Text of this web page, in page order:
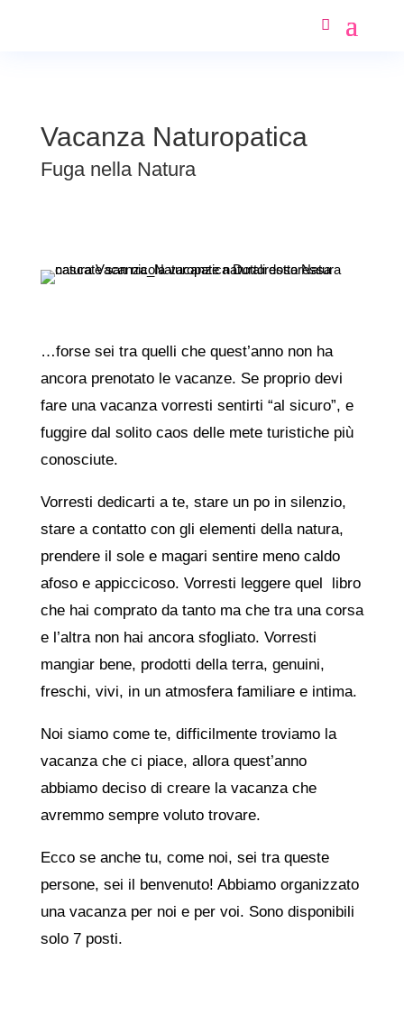
Vacanza Naturopatica
Fuga nella Natura
…forse sei tra quelli che quest’anno non ha
ancora prenotato le vacanze. Se proprio devi
fare una vacanza vorresti sentirti “al sicuro”, e
fuggire dal solito caos delle mete turistiche più
conosciute.
Vorresti dedicarti a te, stare un po in silenzio,
stare a contatto con gli elementi della natura,
prendere il sole e magari sentire meno caldo
afoso e appiccicoso. Vorresti leggere quel libro
che hai comprato da tanto ma che tra una corsa
e l’altra non hai ancora sfogliato. Vorresti
mangiar bene, prodotti della terra, genuini,
freschi, vivi, in un atmosfera familiare e intima.
Noi siamo come te, difficilmente troviamo la
vacanza che ci piace, allora quest’anno
abbiamo deciso di creare la vacanza che
avremmo sempre voluto trovare.
Ecco se anche tu, come noi, sei tra queste
persone, sei il benvenuto! Abbiamo organizzato
una vacanza per noi e per voi. Sono disponibili
solo 7 posti.